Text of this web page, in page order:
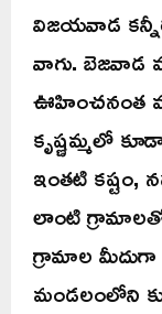
విజయవాడ
వాగు. బెజవాడ
ఊహించనంత
కృష్ణమ్మలో
ఇంతటి కష్టం,
లాంటి
గ్రామాల మీదుగా
మండలంలోని